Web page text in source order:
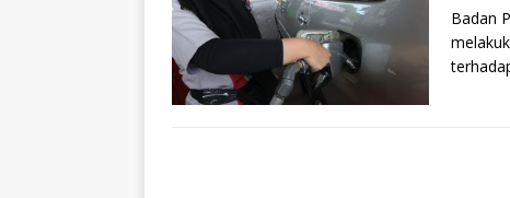
Badan